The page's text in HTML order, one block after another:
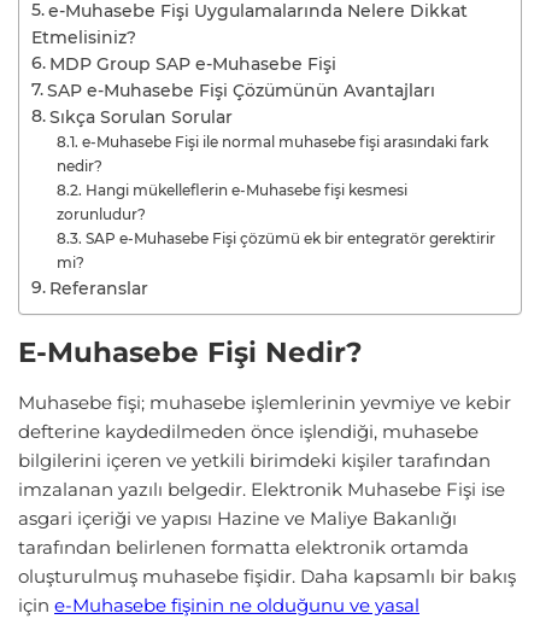
e-Muhasebe Fişi Uygulamalarında Nelere Dikkat
Etmelisiniz?
MDP Group SAP e-Muhasebe Fişi
SAP e-Muhasebe Fişi Çözümünün Avantajları
Sıkça Sorulan Sorular
e-Muhasebe Fişi ile normal muhasebe fişi arasındaki fark
nedir?
Hangi mükelleflerin e-Muhasebe fişi kesmesi
zorunludur?
SAP e-Muhasebe Fişi çözümü ek bir entegratör gerektirir
mi?
Referanslar
E-Muhasebe Fişi Nedir?
Muhasebe fişi; muhasebe işlemlerinin yevmiye ve kebir
defterine kaydedilmeden önce işlendiği, muhasebe
bilgilerini içeren ve yetkili birimdeki kişiler tarafından
imzalanan yazılı belgedir. Elektronik Muhasebe Fişi ise
asgari içeriği ve yapısı Hazine ve Maliye Bakanlığı
tarafından belirlenen formatta elektronik ortamda
oluşturulmuş muhasebe fişidir. Daha kapsamlı bir bakış
için e-Muhasebe fişinin ne olduğunu ve yasal